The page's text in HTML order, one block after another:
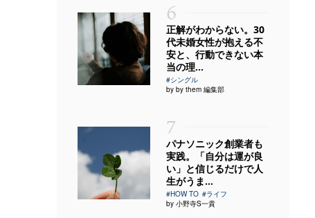
6
正解がわからない。30
代未婚女性が抱える不
安と、行動できない本
当の理...
#シングル
by by them 編集部
7
パナソニック創業者も
実践。「自分は運が良
い」と信じるだけで人
生がうま...
#HOW TO #ライフ
by 小野寺S一貴